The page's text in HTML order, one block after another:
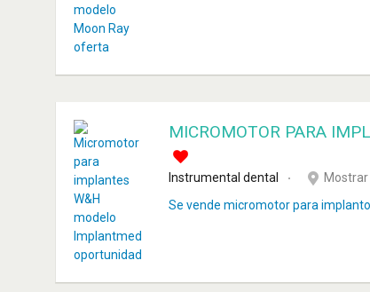
MICROMOTOR PARA
Instrumental dental
Se vende micromotor para